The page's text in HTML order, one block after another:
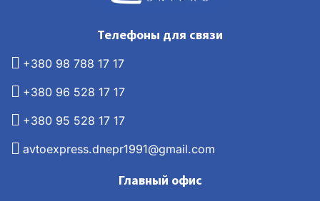
Телефоны для связи
+380 98 788 17 17
+380 96 528 17 17
+380 95 528 17 17
avtoexpress.dnepr1991@gmail.com
Главный офис